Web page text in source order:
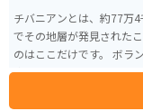
チバニアンとは、約77万
でその地層が発見された
のはここだけです。 ボラ
車場にはちょっとしたセ
年に入り、ゴールデンス